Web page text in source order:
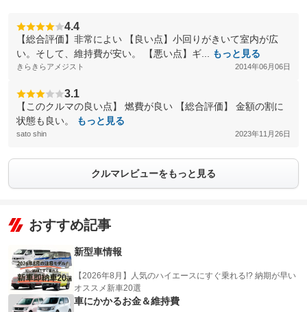
4.4
【総合評価】非常によい 【良い点】小回りがきいて室内が広
い。そして、維持費が安い。 【悪い点】ギ...
もっと見る
きらきらアメジスト 2014年06月06日
3.1
【このクルマの良い点】 燃費が良い 【総合評価】 金額の割に
状態も良い。
もっと見る
sato shin 2023年11月26日
クルマレビューをもっと見る
おすすめ記事
新型車情報
【2026年8月】人気のハイエースにすぐ乗れる!? 納期が早い
オススメ新車20選
車にかかるお金＆維持費